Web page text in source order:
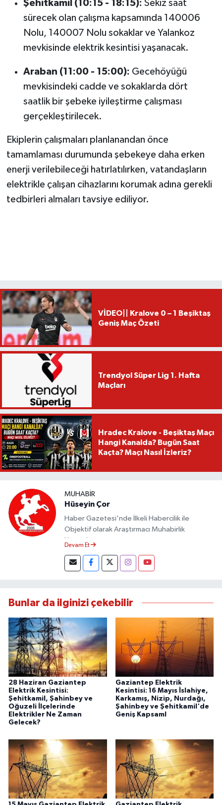
Şehitkamil (10:15 - 18:15): Sekiz saat
sürecek olan çalışma kapsamında 140006
Nolu, 140007 Nolu sokaklar ve Yalankoz
mevkisinde elektrik kesintisi yaşanacak.
Araban (11:00 - 15:00): Gecehöyüğü
mevkisindeki cadde ve sokaklarda dört
saatlik bir şebeke iyileştirme çalışması
gerçekleştirilecek.
Ekiplerin çalışmaları planlanandan önce
tamamlaması durumunda şebekeye daha erken
enerji verilebileceği hatırlatılırken, vatandaşların
elektrikle çalışan cihazlarını korumak adına gerekli
tedbirleri almaları tavsiye ediliyor.
VİDEO|| Kralove 0 – 1 Beşiktaş
Geniş Maç Özeti
Trendyol Süper Lig 1. Hafta
Maçları
Hradec Kralove - Beşiktaş Maçı
Hangi Kanalda? Bugün Saat
Kaçta? Maçı Nasıl İzleriz?
MUHABIR
Hüseyin Çor
Haber Gazetesi'nde İlkeli Habercilik ile
Objektif olarak Araştırmacı Muhabirlik
Yapmaktayım.
Devam Et
Bunlar da ilginizi çekebilir
28 Haziran Gaziantep
Elektrik Kesintisi:
Şehitkamil, Şahinbey ve
Oğuzeli İlçelerinde
Elektrikler Ne Zaman
Gelecek?
Gaziantep Elektrik
Kesintisi: 16 Mayıs İslahiye,
Karkamış, Nizip, Nurdağı,
Şahinbey ve Şehitkamil'de
Geniş Kapsaml